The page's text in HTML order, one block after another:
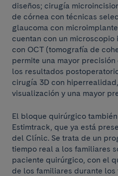
diseños; cirugía
de córnea con técnicas
glaucoma con
cuentan con un
con OCT (tomografía de
permite una mayor
los resultados
cirugía 3D con
visualización y una mayor
El bloque quirúrgico
Estimtrack, que ya está
del Clínic. Se trata de un
tiempo real a los familiares
paciente quirúrgico, con el
de los familiares durante